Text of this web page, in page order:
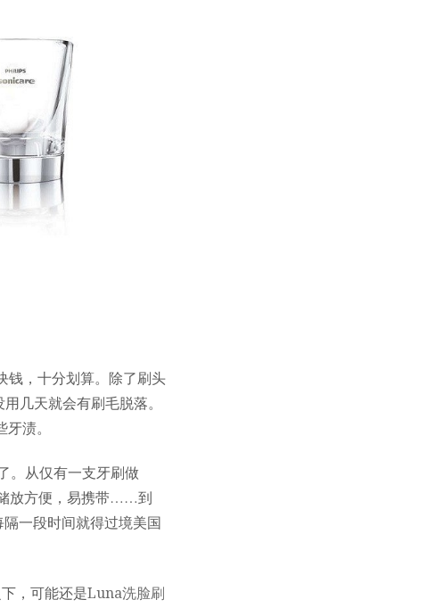
钱，十分划算。除了刷头
几天就会有刷毛脱落。
渍。
。从仅有一支牙刷做
放方便，易携带……到
一段时间就得过境美国
，可能还是Luna洗脸刷